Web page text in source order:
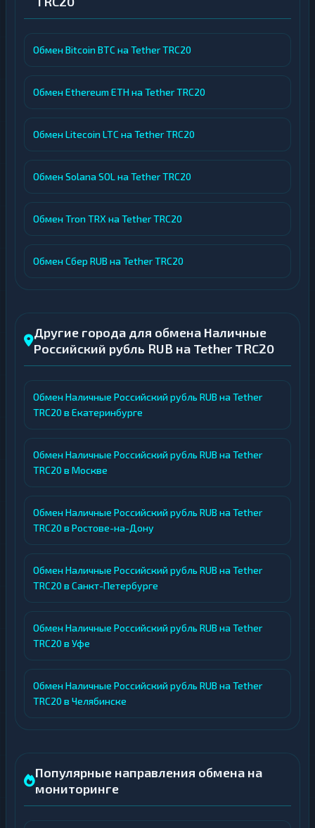
Обмен Bitcoin BTC на Tether TRC20
Обмен Ethereum ETH на Tether TRC20
Обмен Litecoin LTC на Tether TRC20
Обмен Solana SOL на Tether TRC20
Обмен Tron TRX на Tether TRC20
Обмен Сбер RUB на Tether TRC20
Другие города для обмена Наличные
Российский рубль RUB на Tether TRC20
Обмен Наличные Российский рубль RUB на Tether
TRC20 в Екатеринбурге
Обмен Наличные Российский рубль RUB на Tether
TRC20 в Москве
Обмен Наличные Российский рубль RUB на Tether
TRC20 в Ростове-на-Дону
Обмен Наличные Российский рубль RUB на Tether
TRC20 в Санкт-Петербурге
Обмен Наличные Российский рубль RUB на Tether
TRC20 в Уфе
Обмен Наличные Российский рубль RUB на Tether
TRC20 в Челябинске
Популярные направления обмена на
мониторинге